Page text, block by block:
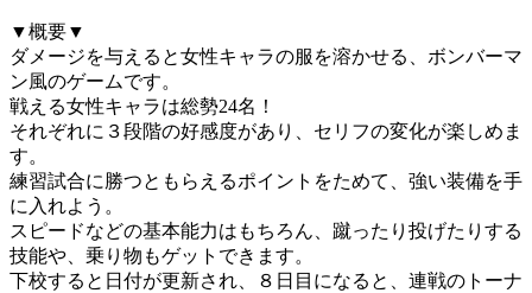
▼概要▼
ダメージを与えると女性キャラの服を溶かせる、ボンバーマ
ン風のゲームです。
戦える女性キャラは総勢24名！
それぞれに３段階の好感度があり、セリフの変化が楽しめま
す。
練習試合に勝つともらえるポイントをためて、強い装備を手
に入れよう。
スピードなどの基本能力はもちろん、蹴ったり投げたりする
技能や、乗り物もゲットできます。
下校すると日付が更新され、８日目になると、連戦のトーナ